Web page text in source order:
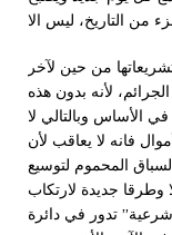
من حين لآخر
لأنه بدون هذه
الأساس وبالتالي لا
فانه لا يعاقب لأن
المحموم لتوسيع
جديدة لارتكاب
تدور في دائرة